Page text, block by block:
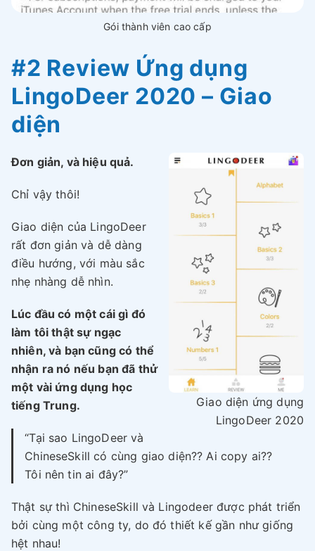
Gói thành viên cao cấp
#2 Review Ứng dụng
LingoDeer 2020 – Giao
diện
Giao diện ứng dụng
LingoDeer 2020
Đơn giản, và hiệu quả.
Chỉ vậy thôi!
Giao diện của LingoDeer
rất đơn giản và dễ dàng
điều hướng, với màu sắc
nhẹ nhàng dễ nhìn.
Lúc đầu có một cái gì đó
làm tôi thật sự ngạc
nhiên, và bạn cũng có thể
nhận ra nó nếu bạn đã thử
một vài ứng dụng học
tiếng Trung.
“Tại sao LingoDeer và
ChineseSkill có cùng giao diện?? Ai copy ai??
Tôi nên tin ai đây?”
Thật sự thì ChineseSkill và Lingodeer được phát triển
bởi cùng một công ty, do đó thiết kế gần như giống
hệt nhau!